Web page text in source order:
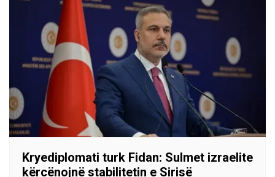
Kryediplomati turk Fidan: Sulmet izraelite
kërcënojnë stabilitetin e Sirisë